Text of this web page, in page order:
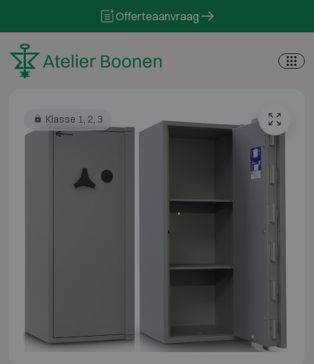
Offerteaanvraag
Klasse 1, 2, 3